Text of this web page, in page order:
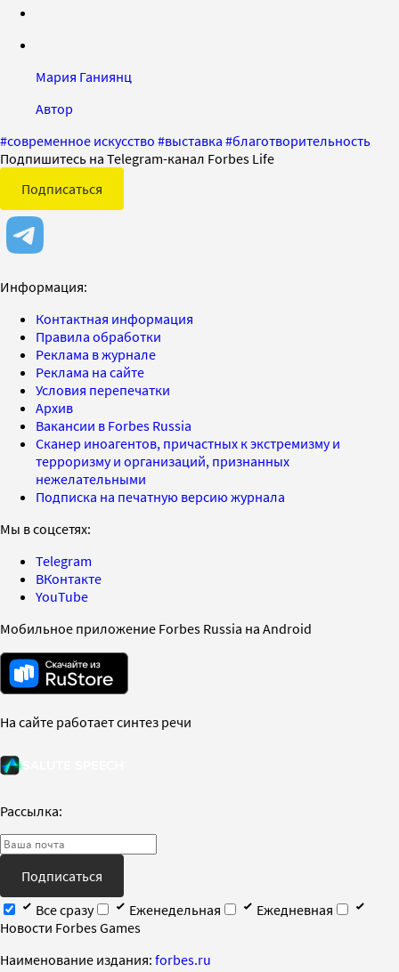
Мария Ганиянц
Автор
#современное искусство #выставка #благотворительность
Подпишитесь на Telegram-канал Forbes Life
Подписаться
Информация:
Контактная информация
Правила обработки
Реклама в журнале
Реклама на сайте
Условия перепечатки
Архив
Вакансии в Forbes Russia
Сканер иноагентов, причастных к экстремизму и
терроризму и организаций, признанных
нежелательными
Подписка на печатную версию журнала
Мы в соцсетях:
Telegram
ВКонтакте
YouTube
Мобильное приложение Forbes Russia на Android
На сайте работает синтез речи
Рассылка:
Подписаться
Все сразу
Еженедельная
Ежедневная
Новости Forbes Games
Наименование издания: forbes.ru